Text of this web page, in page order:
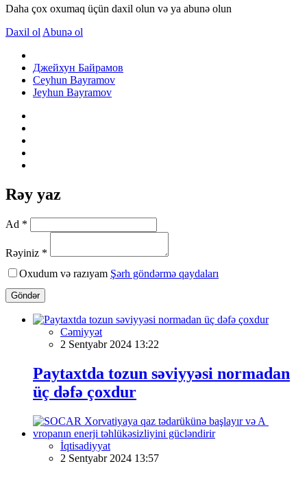
Daha çox oxumaq üçün daxil olun və ya abunə olun
Daxil ol Abunə ol
Джейхун Байрамов
Ceyhun Bayramov
Jeyhun Bayramov
Rəy yaz
Ad *
Rəyiniz *
Oxudum və razıyam Şərh göndərmə qaydaları
Göndər
Cəmiyyət
2 Sentyabr 2024 13:22
Paytaxtda tozun səviyyəsi normadan
üç dəfə çoxdur
İqtisadiyyat
2 Sentyabr 2024 13:57